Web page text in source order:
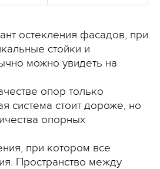
остекления фасадов, при
стойки и
можно увидеть на
опор только
система стоит дороже, но
опорных
при котором все
Пространство между